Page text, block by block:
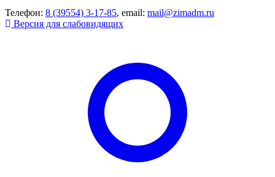
Телефон: 8 (39554) 3-17-85, email: mail@zimadm.ru
Версия для слабовидящих